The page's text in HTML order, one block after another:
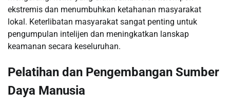
ekstremis dan menumbuhkan ketahanan masyarakat
lokal. Keterlibatan masyarakat sangat penting untuk
pengumpulan intelijen dan meningkatkan lanskap
keamanan secara keseluruhan.
Pelatihan dan Pengembangan Sumber
Daya Manusia